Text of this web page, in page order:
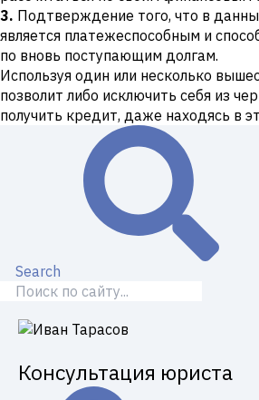
3. Подтверждение того, что в
является платежеспособным и
по вновь поступающим долгам.
Используя один или несколько
позволит либо исключить себя из
получить кредит, даже находясь в
Search
Консультация юриста